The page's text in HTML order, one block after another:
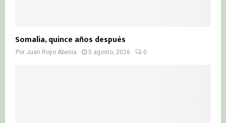
Somalia, quince años después
Por Juan Royo Abenia 5 agosto, 2026 0